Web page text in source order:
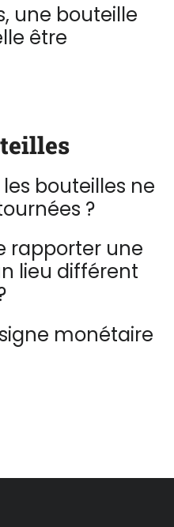
une bouteille
être
bouteilles ne
?
rapporter une
lieu différent
monétaire